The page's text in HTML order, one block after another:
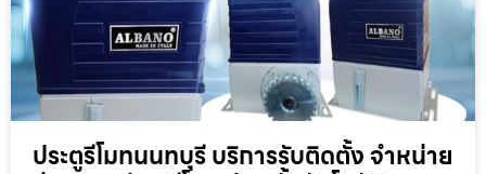
ประตูรีโมทนนทบุรี บริการรับติดตั้ง จำหน่าย